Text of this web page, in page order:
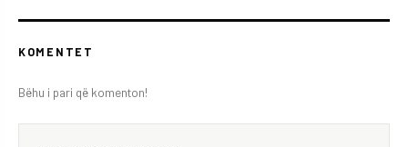
KOMENTET
Bëhu i pari që komenton!